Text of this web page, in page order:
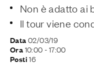
Non è adatto ai
Il tour viene
Data02/03/19
Ora10:00 - 17:00
Posti16